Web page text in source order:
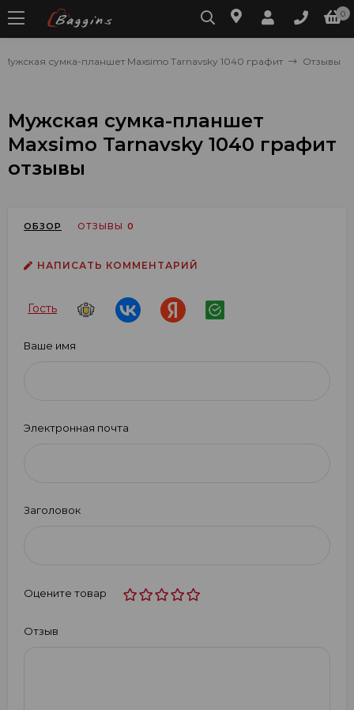
0
Мужская сумка-планшет Maxsimo Tarnavsky 1040 графит Отзывы
Мужская сумка-планшет
Maxsimo Tarnavsky 1040 графит
отзывы
ОБЗОР ОТЗЫВЫ 0
НАПИСАТЬ КОММЕНТАРИЙ
Гость
Ваше имя
Электронная почта
Заголовок
Оцените товар
Отзыв